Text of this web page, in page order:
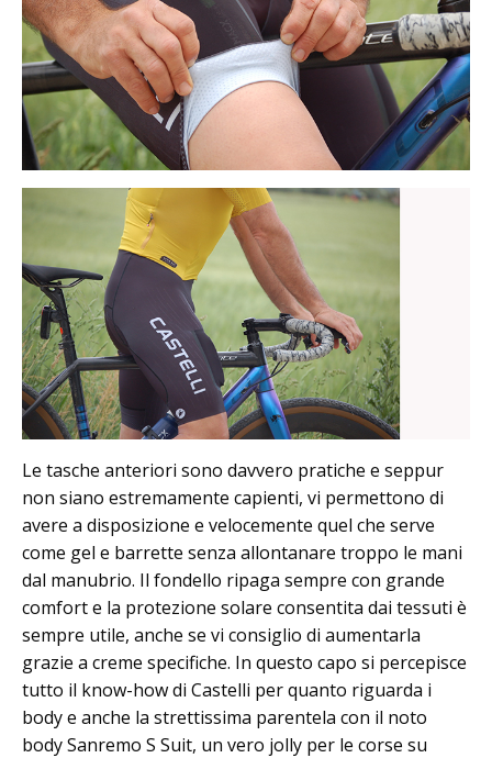
Le tasche anteriori sono davvero pratiche e seppur
non siano estremamente capienti, vi permettono di
avere a disposizione e velocemente quel che serve
come gel e barrette senza allontanare troppo le mani
dal manubrio. Il fondello ripaga sempre con grande
comfort e la protezione solare consentita dai tessuti è
sempre utile, anche se vi consiglio di aumentarla
grazie a creme specifiche. In questo capo si percepisce
tutto il know-how di Castelli per quanto riguarda i
body e anche la strettissima parentela con il noto
body Sanremo S Suit, un vero jolly per le corse su